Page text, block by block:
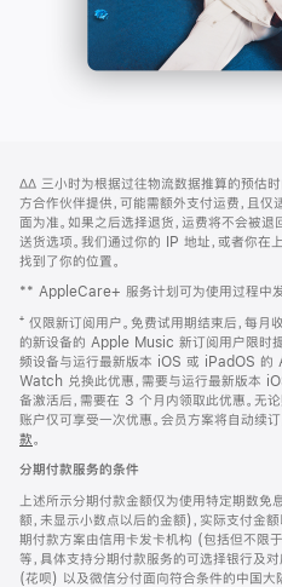
页
页
脚
注
∆∆ 三小时为根据过往物流数据推算的预估
方合作伙伴提供，可能需额外支付运费，且
面为准。如果之后选择退货，运费将不会被退
送货选项。我们通过你的 IP 地址，或者你在
找到了你的位置。
** AppleCare+ 服务计划可为使用过程中发
⁺ 仅限新订阅用户。免费试用期结束后，每
的新设备的 Apple Music 新订阅用户限时提
频设备与运行最新版本 iOS 或 iPadOS 的
Watch 兑换此优惠，需要与运行最新版本
备激活后，需要在 3 个月内领取此优惠。无
账户仅可享受一次优惠。会员方案将自动续
款。
窗
口
中
打
开)
分期付款服务的条件
上述所示分期付款金额仅为使用特定期数
额，未显示小数点以后的金额)，实际支付金
期付款方案由信用卡发卡机构 (包括但不限
等，具体支持分期付款服务的可选择银行及
(花呗) 以及微信分付面向符合条件的中国大